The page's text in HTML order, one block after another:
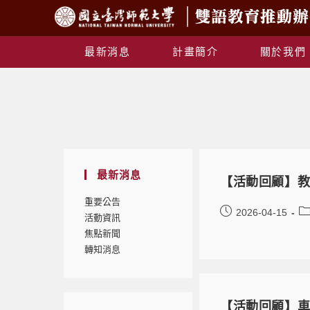
最新消息 計畫簡介 關於我們
最新消息
重要公告
活動資訊
焦點新聞
轉知消息
【活動回顧】
2026-04-15
【活動回顧】